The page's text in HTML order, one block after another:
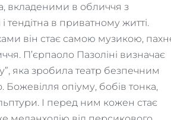
вкладеними в обличчя з
тендітна в приватному житті.
він стає самою музикою,
П’єрпаоло Пазоліні визначає
яка зробила театр безпечним
опіуму, бобів тонка,
І перед ним кожен стає